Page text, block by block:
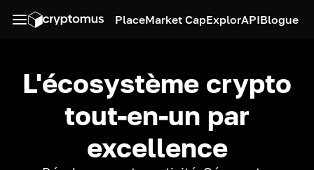
PlaceMarket CapExplorAPIBlogue
L'écosystème crypto
tout-en-un par
excellence